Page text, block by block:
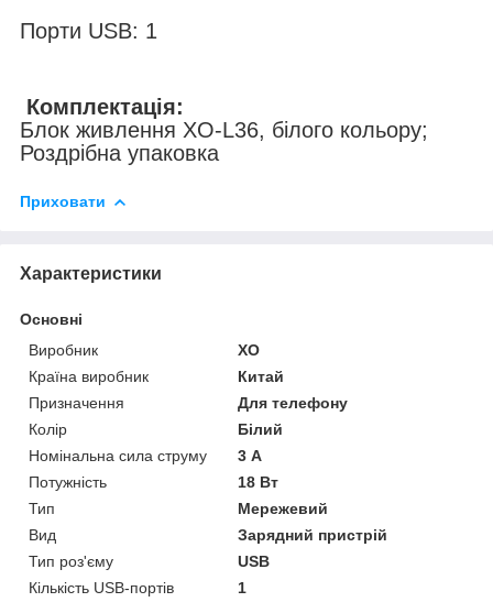
Порти USB: 1
Комплектація:
Блок живлення XO-L36, білого кольору;
Роздрібна упаковка
Приховати
Характеристики
Основні
Виробник
XO
Країна виробник
Китай
Призначення
Для телефону
Колір
Білий
Номінальна сила струму
3 А
Потужність
18 Вт
Тип
Мережевий
Вид
Зарядний пристрій
Тип роз'єму
USB
Кількість USB-портів
1